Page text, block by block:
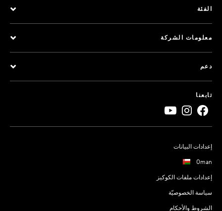
الفئة
معلومات الشركة
دعم
تابعنا
إعدادات البيانات
Oman
إعدادات ملفات الكوكيز
سياسة الخصوصيّة
الشروط والأحكام